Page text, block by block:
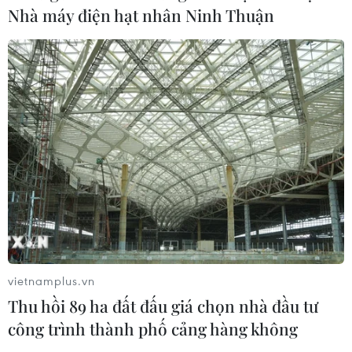
Mưa lớn kéo dài gây thiệt hại khoảng
15 tỷ đồng tại Tuyên Quang
06/08/2026 03:03
Quảng Trị ưu tiên đầu tư hoàn thiện
hệ thống xử lý nước thải cụm công
nghiệp
06/08/2026 03:03
Nhà máy điện hạt nhân Ninh Thuận
vietnamplus.vn
Thu hồi 89 ha đất đấu giá chọn nhà đầu tư
công trình thành phố cảng hàng không